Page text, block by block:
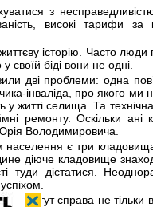
з
високі тарифи за
історію. Часто люди
своїй біді вони не одні.
дві проблеми: одна
інваліда, про якого ми
у житті селища. Та
ремонту. Оскільки ані
Володимировича.
населення є три
діюче кладовище
туди дістатися.
І тут справа не тільки